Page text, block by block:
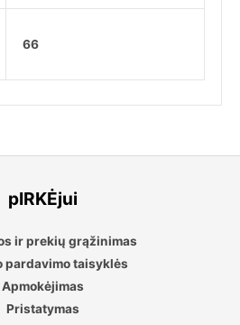
66
pIRKĖjui
ir prekių grąžinimas
pardavimo taisyklės
Apmokėjimas
Pristatymas